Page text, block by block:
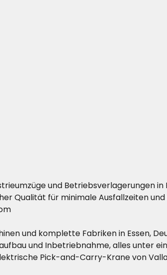
und Betriebsverlagerungen
Qualität für minimale Ausfallzeiten
und komplette Fabriken in Essen,
und Inbetriebnahme, alles unter
Pick-and-Carry-Krane von Valla